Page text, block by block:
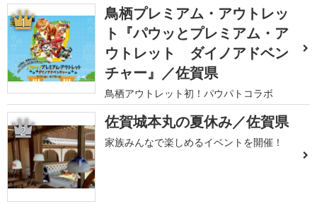
1
鳥栖プレミアム・アウトレッ
ト『パウッとプレミアム・ア
ウトレット ダイノアドベン
チャー』／佐賀県
鳥栖アウトレット初！パウパトコラボ
2 佐賀城本丸の夏休み／佐賀県
家族みんなで楽しめるイベントを開催！